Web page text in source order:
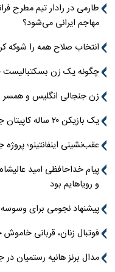
طارمی در رادار تیم مطرح
مهاجم ایرانی می‌شود؟
انتخاب صلاح همه را شوکه
چگونه یک زن
زن جنجالی انگلیس و همسر
یک بازیکن ۲۰ ساله کاپیتان جدید استقلال
عقب‌نشینی اینفانتینو؛
پیام خداحافظی امید
و رویاهایم بود
پیشنهاد نجومی برای
فوتبال زنان، قربانی
مدال برنز هانیه رستمیان